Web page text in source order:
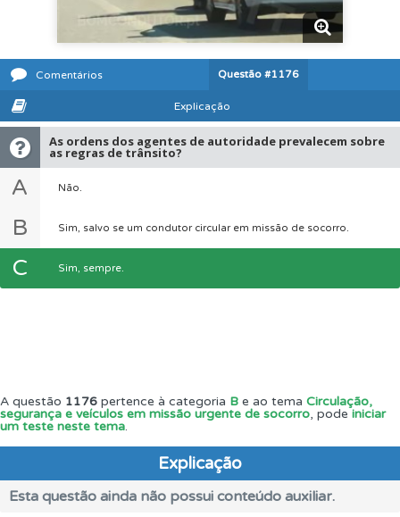
Comentários Questão #1176
Explicação
As ordens dos agentes de autoridade prevalecem sobre
as regras de trânsito?
A Não.
B Sim, salvo se um condutor circular em missão de socorro.
C Sim, sempre.
A questão 1176 pertence à categoria B e ao tema Circulação,
segurança e veículos em missão urgente de socorro, pode iniciar
um teste neste tema.
Explicação
Esta questão ainda não possui conteúdo auxiliar.